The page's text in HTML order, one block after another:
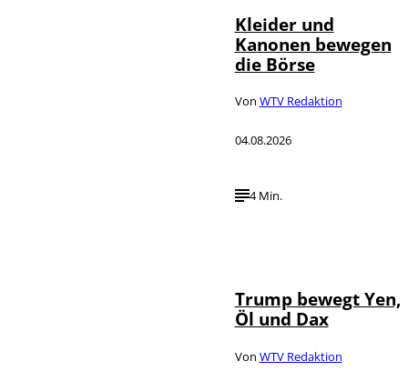
Kleider und
Kanonen bewegen
die Börse
Von WTV Redaktion
04.08.2026
4 Min.
Trump bewegt Yen,
Öl und Dax
Von WTV Redaktion